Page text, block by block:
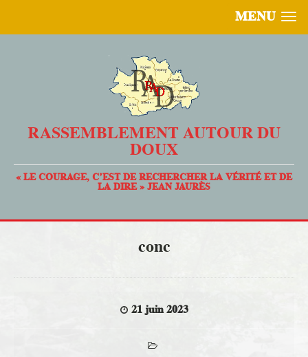
MENU
RASSEMBLEMENT AUTOUR DU
DOUX
« LE COURAGE, C’EST DE RECHERCHER LA VÉRITÉ ET DE
LA DIRE » JEAN JAURÈS
conc
21 juin 2023